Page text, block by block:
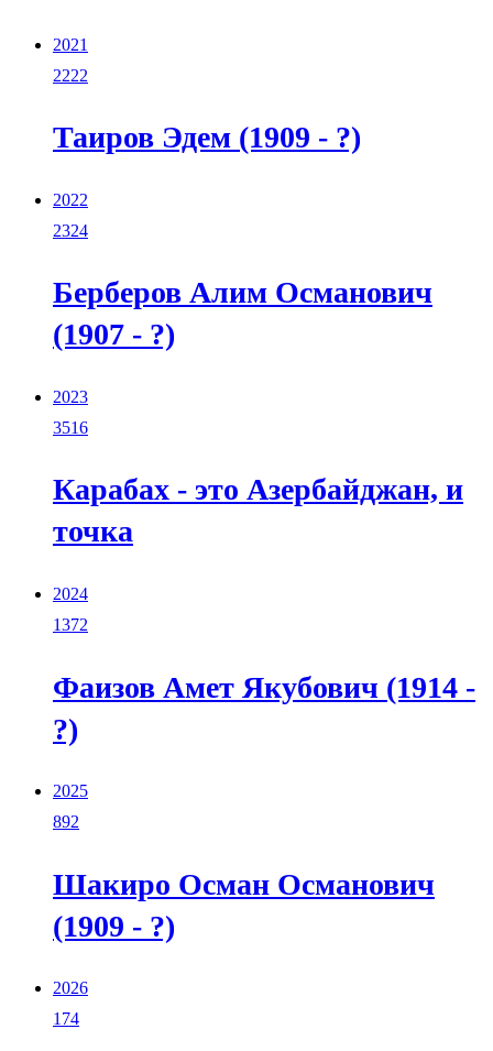
2021
2222
Таиров Эдем (1909 - ?)
2022
2324
Берберов Алим Османович
(1907 - ?)
2023
3516
Карабах - это Азербайджан, и
точка
2024
1372
Фаизов Амет Якубович (1914 -
?)
2025
892
Шакиро Осман Османович
(1909 - ?)
2026
174